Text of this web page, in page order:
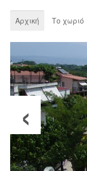
Αρχική Το χωριό
‹